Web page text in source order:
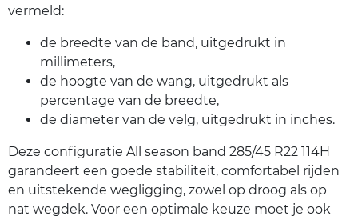
vermeld:
de breedte van de band, uitgedrukt in
millimeters,
de hoogte van de wang, uitgedrukt als
percentage van de breedte,
de diameter van de velg, uitgedrukt in inches.
Deze configuratie All season band 285/45 R22 114H
garandeert een goede stabiliteit, comfortabel rijden
en uitstekende wegligging, zowel op droog als op
nat wegdek. Voor een optimale keuze moet je ook